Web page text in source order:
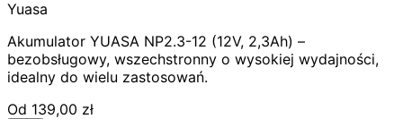
Yuasa
Akumulator YUASA NP2.3-12 (12V, 2,3Ah) –
bezobsługowy, wszechstronny o wysokiej wydajności,
idealny do wielu zastosowań.
Od 139,00 zł